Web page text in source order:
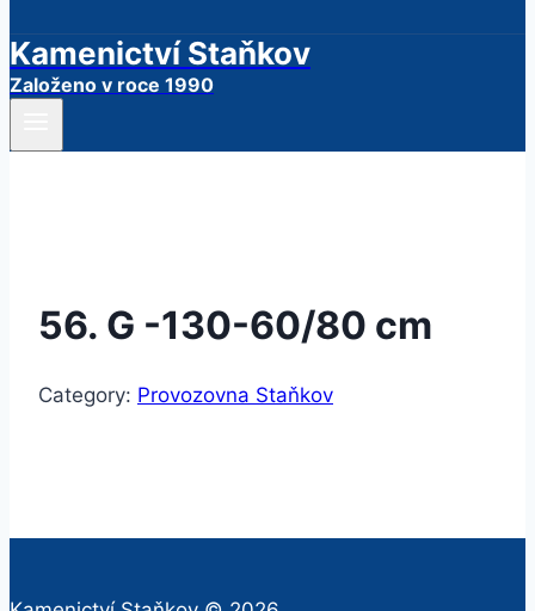
Kamenictví Staňkov
Založeno v roce 1990
56. G -130-60/80 cm
Category: Provozovna Staňkov